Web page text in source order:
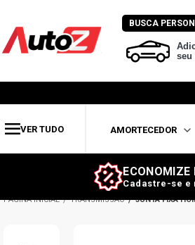
BUSCA
seu
VER TUDO AMORTECEDOR
ECONOMIZE
Cadastre-se e
TRANSMISSÃO JUNTA FIXA